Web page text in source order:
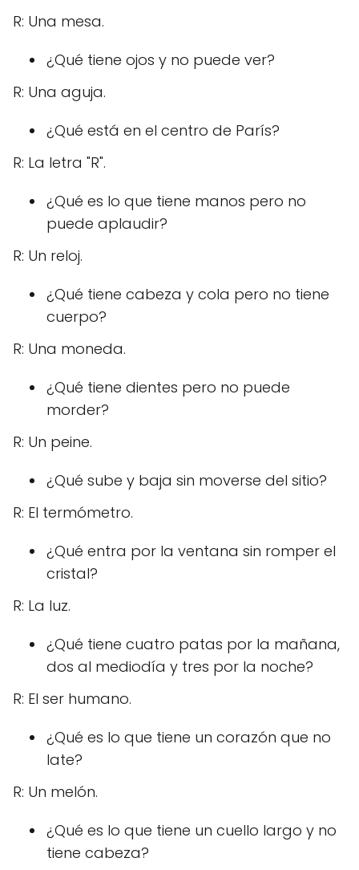
R: Una mesa.
¿Qué tiene ojos y no puede ver?
R: Una aguja.
¿Qué está en el centro de París?
R: La letra "R".
¿Qué es lo que tiene manos pero no
puede aplaudir?
R: Un reloj.
¿Qué tiene cabeza y cola pero no tiene
cuerpo?
R: Una moneda.
¿Qué tiene dientes pero no puede
morder?
R: Un peine.
¿Qué sube y baja sin moverse del sitio?
R: El termómetro.
¿Qué entra por la ventana sin romper el
cristal?
R: La luz.
¿Qué tiene cuatro patas por la mañana,
dos al mediodía y tres por la noche?
R: El ser humano.
¿Qué es lo que tiene un corazón que no
late?
R: Un melón.
¿Qué es lo que tiene un cuello largo y no
tiene cabeza?